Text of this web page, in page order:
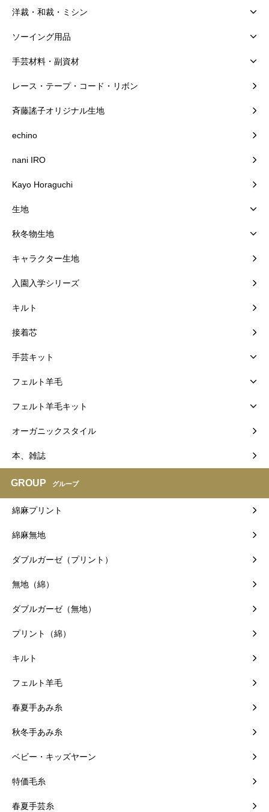
洋裁・和裁・ミシン
ソーイング用品
手芸材料・副資材
レース・テープ・コード・リボン
斉藤謠子オリジナル生地
echino
nani IRO
Kayo Horaguchi
生地
秋冬物生地
キャラクター生地
入園入学シリーズ
キルト
接着芯
手芸キット
フェルト羊毛
フェルト羊毛キット
オーガニックスタイル
本、雑誌
GROUP グループ
綿麻プリント
綿麻無地
ダブルガーゼ（プリント）
無地（綿）
ダブルガーゼ（無地）
プリント（綿）
キルト
フェルト羊毛
春夏手あみ糸
秋冬手あみ糸
ベビー・キッズヤーン
特価毛糸
春夏手芸糸